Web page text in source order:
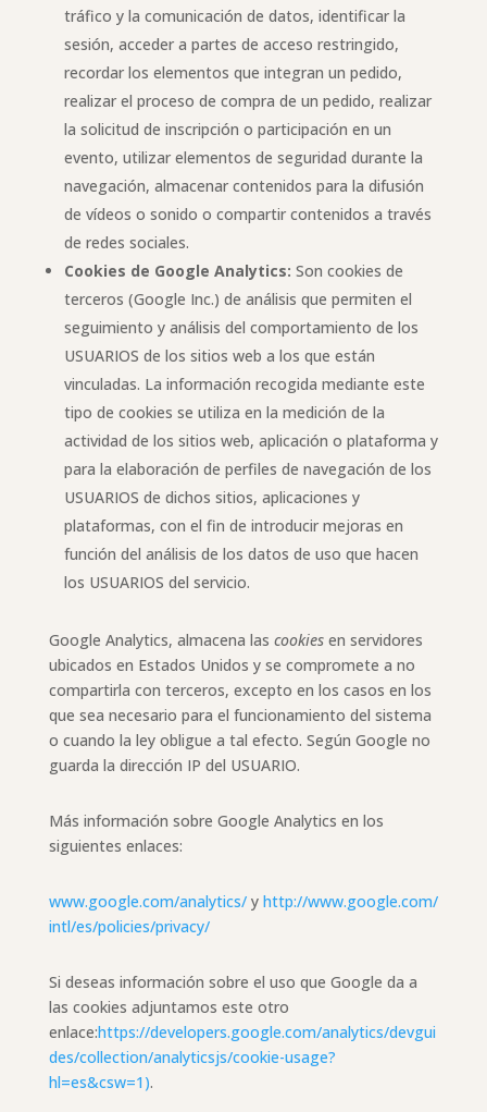
tráfico y la comunicación de datos, identificar la
sesión, acceder a partes de acceso restringido,
recordar los elementos que integran un pedido,
realizar el proceso de compra de un pedido, realizar
la solicitud de inscripción o participación en un
evento, utilizar elementos de seguridad durante la
navegación, almacenar contenidos para la difusión
de vídeos o sonido o compartir contenidos a través
de redes sociales.
Cookies de Google Analytics: Son cookies de
terceros (Google Inc.) de análisis que permiten el
seguimiento y análisis del comportamiento de los
USUARIOS de los sitios web a los que están
vinculadas. La información recogida mediante este
tipo de cookies se utiliza en la medición de la
actividad de los sitios web, aplicación o plataforma y
para la elaboración de perfiles de navegación de los
USUARIOS de dichos sitios, aplicaciones y
plataformas, con el fin de introducir mejoras en
función del análisis de los datos de uso que hacen
los USUARIOS del servicio.
Google Analytics, almacena las cookiesen servidores
ubicados en Estados Unidos y se compromete a no
compartirla con terceros, excepto en los casos en los
que sea necesario para el funcionamiento del sistema
o cuando la ley obligue a tal efecto. Según Google no
guarda la dirección IP del USUARIO.
Más información sobre Google Analytics en los
siguientes enlaces:
www.google.com/analytics/y http://www.google.com/
intl/es/policies/privacy/
Si deseas información sobre el uso que Google da a
las cookies adjuntamos este otro
enlace:https://developers.google.com/analytics/devgui
des/collection/analyticsjs/cookie-usage?
hl=es&csw=1).